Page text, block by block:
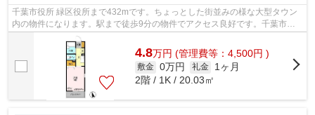
千葉市役所 緑区役所まで432mです。ちょっとした街並みの様な大型タウン
内の物件になります。駅まで徒歩9分の物件でアクセス良好です。千葉市緑
区エリアの賃貸情報が株式会社ネイティ...
4.8万円 (管理費等：4,500円 )
敷金 0万円 礼金
1ヶ月
2階 / 1K / 20.03㎡